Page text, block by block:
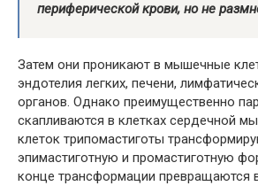
периферической крови, но не
Затем они проникают в мышечные
эндотелия легких, печени,
органов. Однако преимущественно
скапливаются в клетках сердечной
клеток трипомастиготы
эпимастиготную и промастиготную
конце трансформации превращаются